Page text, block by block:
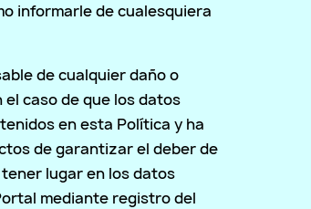
informarle de cualesquiera
de cualquier daño o
caso de que los datos
en esta Política y ha
de garantizar el deber de
lugar en los datos
mediante registro del